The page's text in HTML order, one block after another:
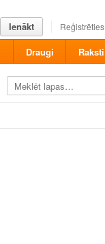
Ienākt Reģistrēties
Draugi Raksti